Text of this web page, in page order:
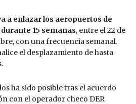
a enlazar los aeropuertos de
15 semanas, entre el 22 de
con una frecuencia semanal.
el desplazamiento de hasta
ha sido posible tras el acuerdo
con el operador checo DER